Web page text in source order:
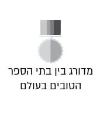
מדורג בין בתי הספר
הטובים בעולם